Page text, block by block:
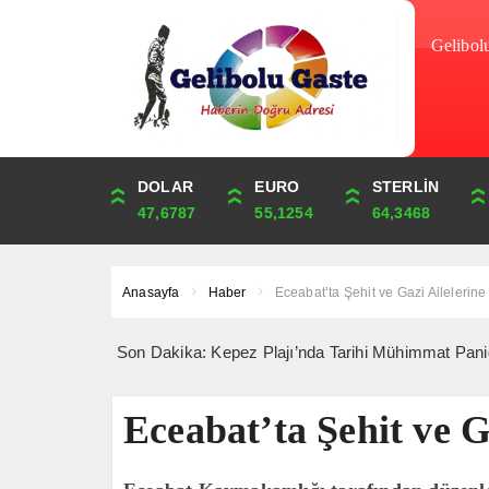
DOLAR
47,6787
EURO
55,1254
STERLİN
64,3468
ONS
4,341,81
ALTIN
6,660,55
ÇEYREK
10,889,99
Anasayfa Haber Eceabat’ta Şehit ve Gazi Ailelerine
Son Dakika: Kepez Plajı’nda Tarihi Mühimmat Paniği ***
Eceabat’ta Şehit ve